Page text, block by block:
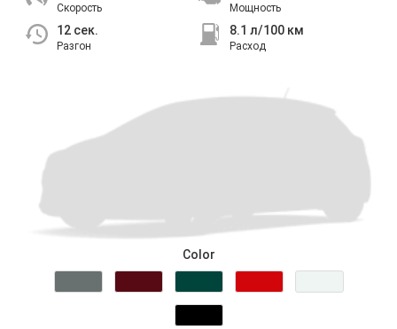
Скорость Мощность
12 сек.
Разгон
8.1 л/100 км
Расход
Color